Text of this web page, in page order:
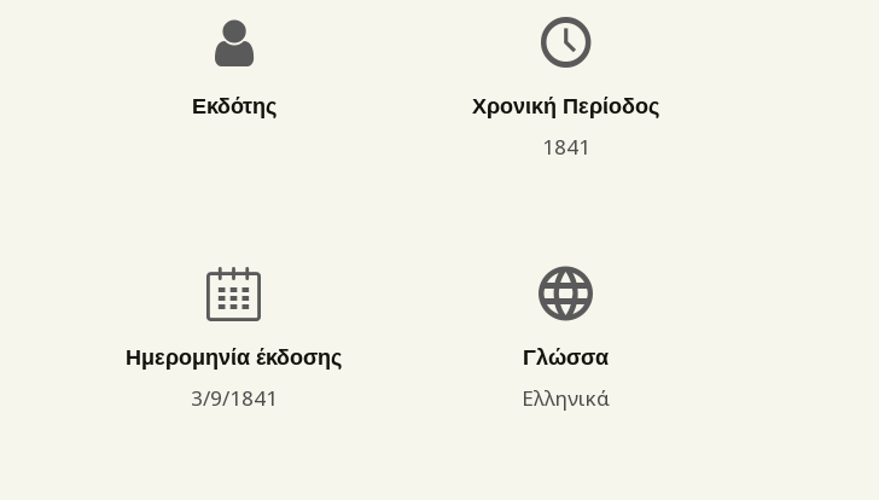
Εκδότης
Χρονική Περίοδος
1841
Ημερομηνία έκδοσης
3/9/1841
Γλώσσα
Ελληνικά